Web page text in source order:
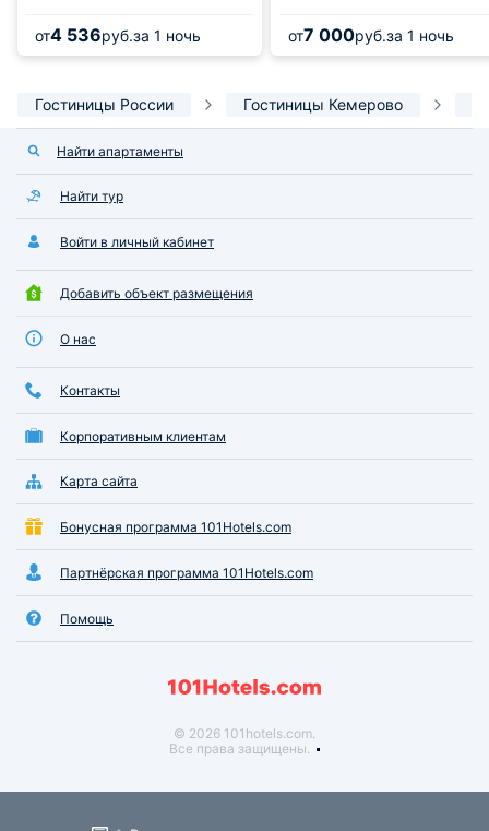
от4 536руб.за 1 ночь от7 000руб.за 1 ночь
Гостиницы России Гостиницы Кемерово
Найти апартаменты
Найти тур
Войти в личный кабинет
Добавить объект размещения
О нас
Контакты
Корпоративным клиентам
Карта сайта
Бонусная программа 101Hotels.com
Партнёрская программа 101Hotels.com
Помощь
© 2026 101hotels.com.
Все права защищены.